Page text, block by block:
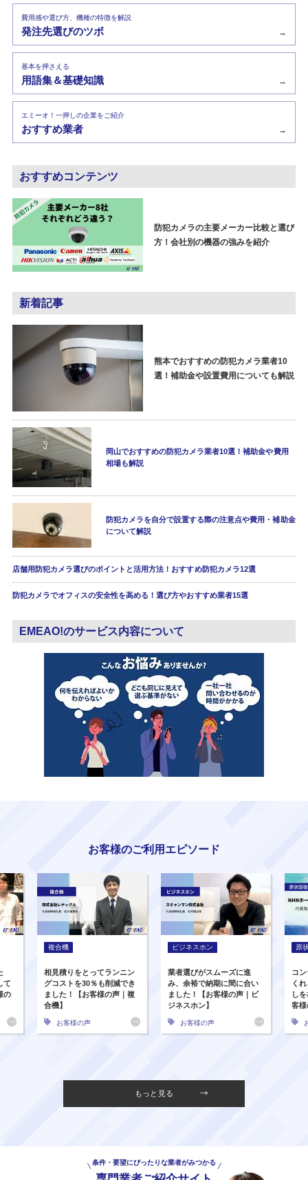
費用感や選び方、機種の特徴を解説
発注先選びのツボ →
基本を押さえる
用語集＆基礎知識 →
エミーオ！一押しの企業をご紹介
おすすめ業者 →
おすすめコンテンツ
防犯カメラの主要メーカー比較と選び
方！会社別の機器の強みを紹介
新着記事
熊本でおすすめの防犯カメラ業者10
選！補助金や設置費用についても解説
岡山でおすすめの防犯カメラ業者10選！補助金や費用
相場も解説
防犯カメラを自分で設置する際の注意点や費用・補助金
について解説
店舗用防犯カメラ選びのポイントと活用方法！おすすめ防犯カメラ12選
防犯カメラでオフィスの安全性を高める！選び方やおすすめ業者15選
EMEAO!のサービス内容について
お客様のご利用エピソード
て
の
複合機
相見積りをとってランニン
グコストを30％も削減でき
ました！【お客様の声｜複
合機】
お客様の声
ビジネスホン
業者選びがスムーズに進
み、余裕で納期に間に合い
ました！【お客様の声｜ビ
ジネスホン】
お客様の声
原
コ
く
し
客
もっと見る
条件・要望にぴったりな業者がみつかる